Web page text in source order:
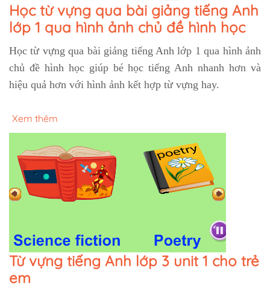
Học từ vựng qua bài giảng tiếng Anh
lớp 1 qua hình ảnh chủ đề hình học
Học từ vựng qua bài giảng tiếng Anh lớp 1 qua hình ảnh
chủ đề hình học giúp bé học tiếng Anh nhanh hơn và
hiệu quả hơn với hình ảnh kết hợp từ vựng hay.
Xem thêm
Từ vựng tiếng Anh lớp 3 unit 1 cho trẻ
em